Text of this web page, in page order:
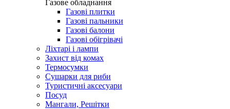
Газове обладнання
Газові плитки
Газові пальники
Газові балони
Газові обігрівачі
Ліхтарі і лампи
Захист від комах
Термосумки
Сушарки для риби
Туристичні аксесуари
Посуд
Мангали, Решітки